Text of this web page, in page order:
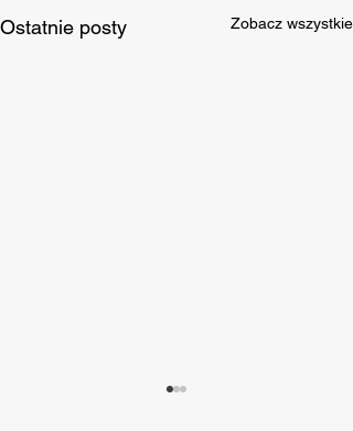
Ostatnie posty Zobacz wszystkie